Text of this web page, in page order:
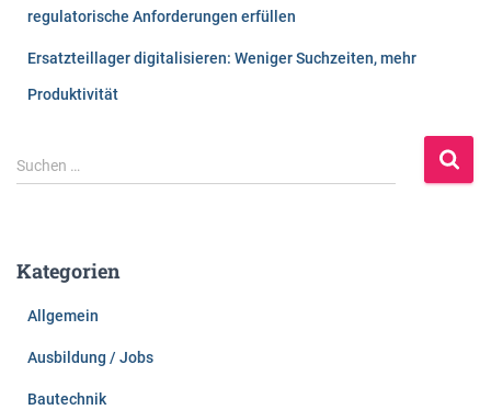
regulatorische Anforderungen erfüllen
Ersatzteillager digitalisieren: Weniger Suchzeiten, mehr
Produktivität
S
u
n
Suchen …
Kategorien
Allgemein
Ausbildung / Jobs
Bautechnik